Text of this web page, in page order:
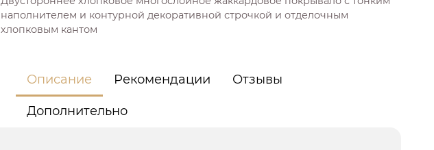
наполнителем и контурной декоративной строчкой и отделочным
хлопковым кантом
Описание Рекомендации Отзывы
Дополнительно